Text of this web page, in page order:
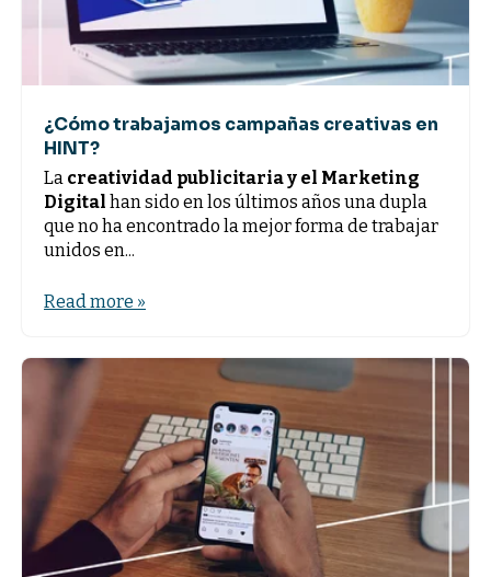
¿Cómo trabajamos campañas creativas en
HINT?
La creatividad publicitaria y el Marketing
Digital han sido en los últimos años una dupla
que no ha encontrado la mejor forma de trabajar
unidos en...
Read more »